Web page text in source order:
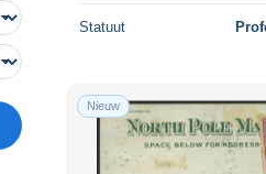
Statuut
Nieuw